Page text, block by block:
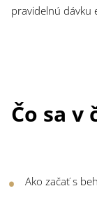
pravidelnú dávku
Čo sa v
Ako začať s